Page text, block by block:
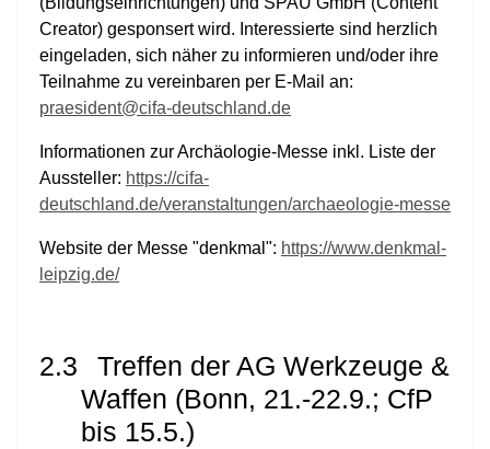
Creator) gesponsert wird. Interessierte sind herzlich
eingeladen, sich näher zu informieren und/oder ihre
Teilnahme zu vereinbaren per E-Mail an:
praesident@cifa-deutschland.de
Informationen zur Archäologie-Messe inkl. Liste der
Aussteller: https://cifa-
deutschland.de/veranstaltungen/archaeologie-messe
Website der Messe "denkmal": https://www.denkmal-
leipzig.de/
2.3
Treffen der AG Werkzeuge &
Waffen (Bonn, 21.-22.9.; CfP
bis 15.5.)